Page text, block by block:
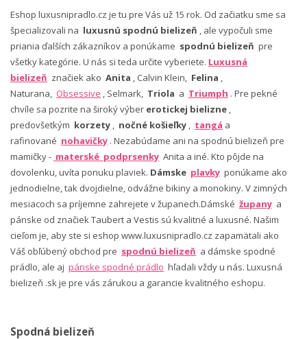
Eshop luxusnipradlo.cz je tu pre Vás už 15 rok. Od začiatku sme sa
špecializovali na luxusnú spodnú bielizeň , ale vypočuli sme
priania ďalších zákazníkov a ponúkame spodnú bielizeň pre
všetky kategórie. U nás si teda určite vyberiete. Luxusná
bielizeň značiek ako Anita , Calvin Klein, Felina ,
Naturana, Obsessive , Selmark, Triola a Triumph . Pre pekné
chvíle sa pozrite na široký výber erotickej bielizne ,
predovšetkým korzety , nočné košieľky , tangá a
rafinované nohavičky . Nezabúdame ani na spodnú bielizeň pre
mamičky - materské podprsenky Anita a iné. Kto pôjde na
dovolenku, uvíta ponuku plaviek. Dámske plavky ponúkame ako
jednodielne, tak dvojdielne, odvážne bikiny a monokiny. V zimných
mesiacoch sa príjemne zahrejete v županech.Dámské župany a
pánske od značiek Taubert a Vestis sú kvalitné a luxusné. Našim
cieľom je, aby ste si eshop www.luxusnipradlo.cz zapamätali ako
Váš obľúbený obchod pre spodnú bielizeň a dámske spodné
prádlo, ale aj pánske spodné prádlo hľadali vždy u nás. Luxusná
bielizeň .sk je pre vás zárukou a garancie kvalitného eshopu.
Spodná bielizeň